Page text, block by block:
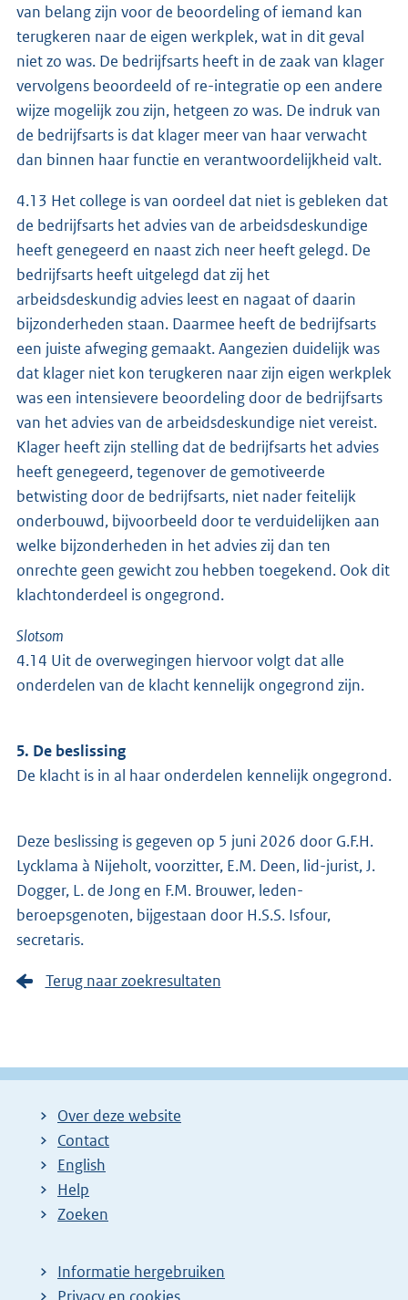
van belang zijn voor de beoordeling of iemand kan
terugkeren naar de eigen werkplek, wat in dit geval
niet zo was. De bedrijfsarts heeft in de zaak van klager
vervolgens beoordeeld of re-integratie op een andere
wijze mogelijk zou zijn, hetgeen zo was. De indruk van
de bedrijfsarts is dat klager meer van haar verwacht
dan binnen haar functie en verantwoordelijkheid valt.
4.13 Het college is van oordeel dat niet is gebleken dat
de bedrijfsarts het advies van de arbeidsdeskundige
heeft genegeerd en naast zich neer heeft gelegd. De
bedrijfsarts heeft uitgelegd dat zij het
arbeidsdeskundig advies leest en nagaat of daarin
bijzonderheden staan. Daarmee heeft de bedrijfsarts
een juiste afweging gemaakt. Aangezien duidelijk was
dat klager niet kon terugkeren naar zijn eigen werkplek
was een intensievere beoordeling door de bedrijfsarts
van het advies van de arbeidsdeskundige niet vereist.
Klager heeft zijn stelling dat de bedrijfsarts het advies
heeft genegeerd, tegenover de gemotiveerde
betwisting door de bedrijfsarts, niet nader feitelijk
onderbouwd, bijvoorbeeld door te verduidelijken aan
welke bijzonderheden in het advies zij dan ten
onrechte geen gewicht zou hebben toegekend. Ook dit
klachtonderdeel is ongegrond.
Slotsom
4.14 Uit de overwegingen hiervoor volgt dat alle
onderdelen van de klacht kennelijk ongegrond zijn.
5. De beslissing
De klacht is in al haar onderdelen kennelijk ongegrond.
Deze beslissing is gegeven op 5 juni 2026 door G.F.H.
Lycklama à Nijeholt, voorzitter, E.M. Deen, lid-jurist, J.
Dogger, L. de Jong en F.M. Brouwer, leden-
beroepsgenoten, bijgestaan door H.S.S. Isfour,
secretaris.
Terug naar zoekresultaten
Over deze website
Contact
English
Help
Zoeken
Informatie hergebruiken